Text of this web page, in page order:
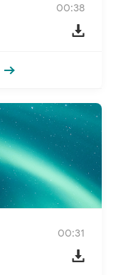
00:38
00:31